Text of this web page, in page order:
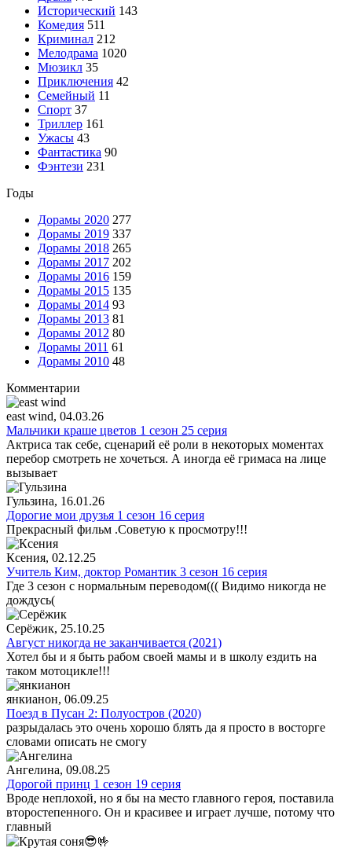
Исторический 143
Комедия 511
Криминал 212
Мелодрама 1020
Мюзикл 35
Приключения 42
Семейный 11
Спорт 37
Триллер 161
Ужасы 43
Фантастика 90
Фэнтези 231
Годы
Дорамы 2020 277
Дорамы 2019 337
Дорамы 2018 265
Дорамы 2017 202
Дорамы 2016 159
Дорамы 2015 135
Дорамы 2014 93
Дорамы 2013 81
Дорамы 2012 80
Дорамы 2011 61
Дорамы 2010 48
Комментарии
east wind, 04.03.26
Мальчики краше цветов 1 сезон 25 серия
Актриса так себе, сценарий её роли в некоторых моментах
перебор смотреть не хочеться. А иногда её гримаса на лице
вызывает
Гульзина, 16.01.26
Дорогие мои друзья 1 сезон 16 серия
Прекрасный фильм .Советую к просмотру!!!
Ксения, 02.12.25
Учитель Ким, доктор Романтик 3 сезон 16 серия
Где 3 сезон с нормальным переводом((( Видимо никогда не
дождусь(
Серёжик, 25.10.25
Август никогда не заканчивается (2021)
Хотел бы и я быть рабом своей мамы и в школу ездить на
таком мотоцикле!!!
янкианон, 06.09.25
Поезд в Пусан 2: Полуостров (2020)
разрыдалась это очень хорошо блять да я просто в восторге
словами описать не смогу
Ангелина, 09.08.25
Дорогой принц 1 сезон 19 серия
Вроде неплохой, но я бы на место главного героя, поставила
второстепенного. Он и красивее и играет лучше, потому что
главный